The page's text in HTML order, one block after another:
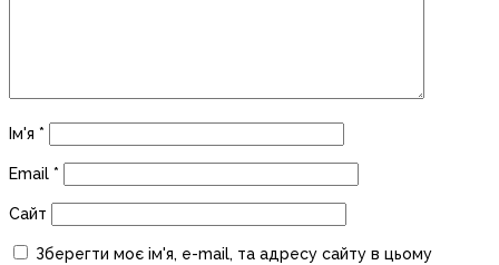
Ім'я *
Email *
Сайт
Зберегти моє ім'я, e-mail, та адресу сайту в цьому